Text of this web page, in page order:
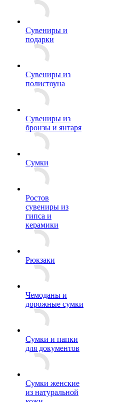
Сувениры и
подарки
Сувениры из
полистоуна
Сувениры из
бронзы и янтаря
Сумки
Ростов
сувениры из
гипса и
керамики
Рюкзаки
Чемоданы и
дорожные сумки
Сумки и папки
для документов
Сумки женские
из натуральной